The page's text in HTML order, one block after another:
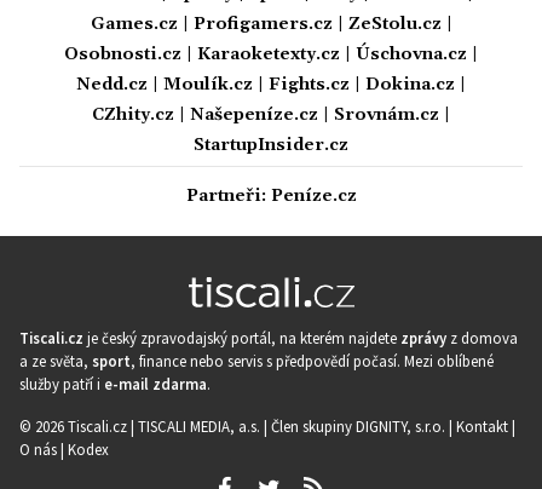
Games.cz
Profigamers.cz ZeStolu.cz
Osobnosti.cz
Karaoketexty.cz Úschovna.cz
Nedd.cz
Moulík.cz Fights.cz Dokina.cz
CZhity.cz
Našepeníze.cz Srovnám.cz
StartupInsider.cz
Partneři: Peníze.cz
Tiscali.cz je český zpravodajský portál, na kterém najdete zprávy z domova
a ze světa, sport, finance nebo servis s předpovědí počasí. Mezi oblíbené
služby patří i e-mail zdarma.
© 2026 Tiscali.cz | TISCALI MEDIA, a.s. | Člen skupiny DIGNITY, s.r.o. | Kontakt|
O nás| Kodex